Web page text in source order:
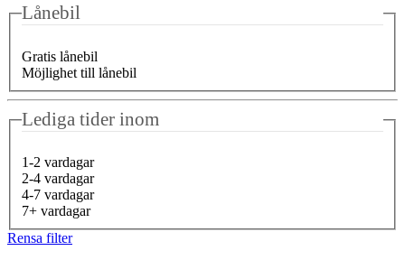
Lånebil
Gratis lånebil
Möjlighet till lånebil
Lediga tider inom
1-2 vardagar
2-4 vardagar
4-7 vardagar
7+ vardagar
Rensa filter